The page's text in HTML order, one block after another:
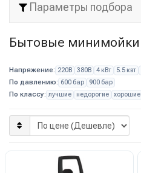
Параметры подбора
Бытовые минимойки
Напряжение: 220В 380В 4 кВт 5.5 квт
По давлению: 600 бар 900 бар
По классу: лучшие недорогие хорошие